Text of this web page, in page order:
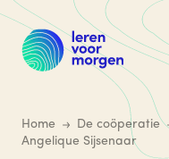
Home De coöperatie
Angelique Sijsenaar